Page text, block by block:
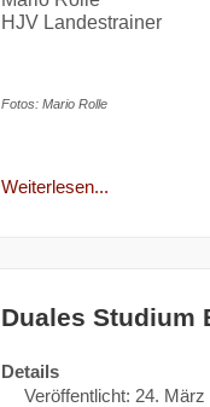
HJV Landestrainer
Fotos: Mario Rolle
Weiterlesen...
Duales Studium
Details
Veröffentlicht: 24. März